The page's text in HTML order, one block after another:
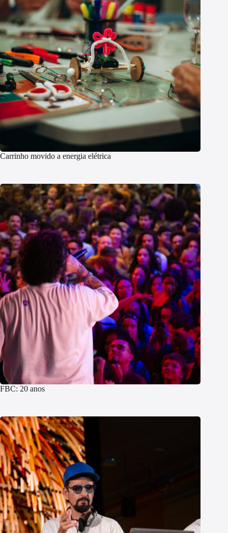
Carrinho movido a energia elétrica
FBC: 20 anos